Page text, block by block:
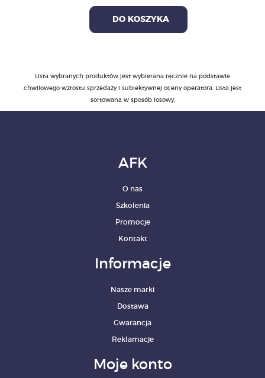
DO KOSZYKA
Lista wybranych produktów jest wybierana ręcznie na podstawie
chwilowego wzrostu sprzedaży i subiektywnej oceny operatora. Lista jest
sortowana w sposób losowy.
AFK
O nas
Szkolenia
Promocje
Kontakt
Informacje
Nasze marki
Dostawa
Gwarancja
Reklamacje
Moje konto